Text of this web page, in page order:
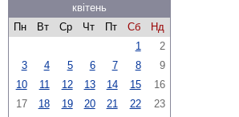
квітень
Пн
Вт Ср Чт Пт Сб
Нд
1
2
3
4 5 6 7 8
9
10
11 12 13 14 15
16
17
18 19 20 21 22
23